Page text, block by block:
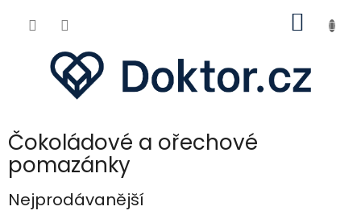
Čokoládové a ořechové
pomazánky
Nejprodávanější